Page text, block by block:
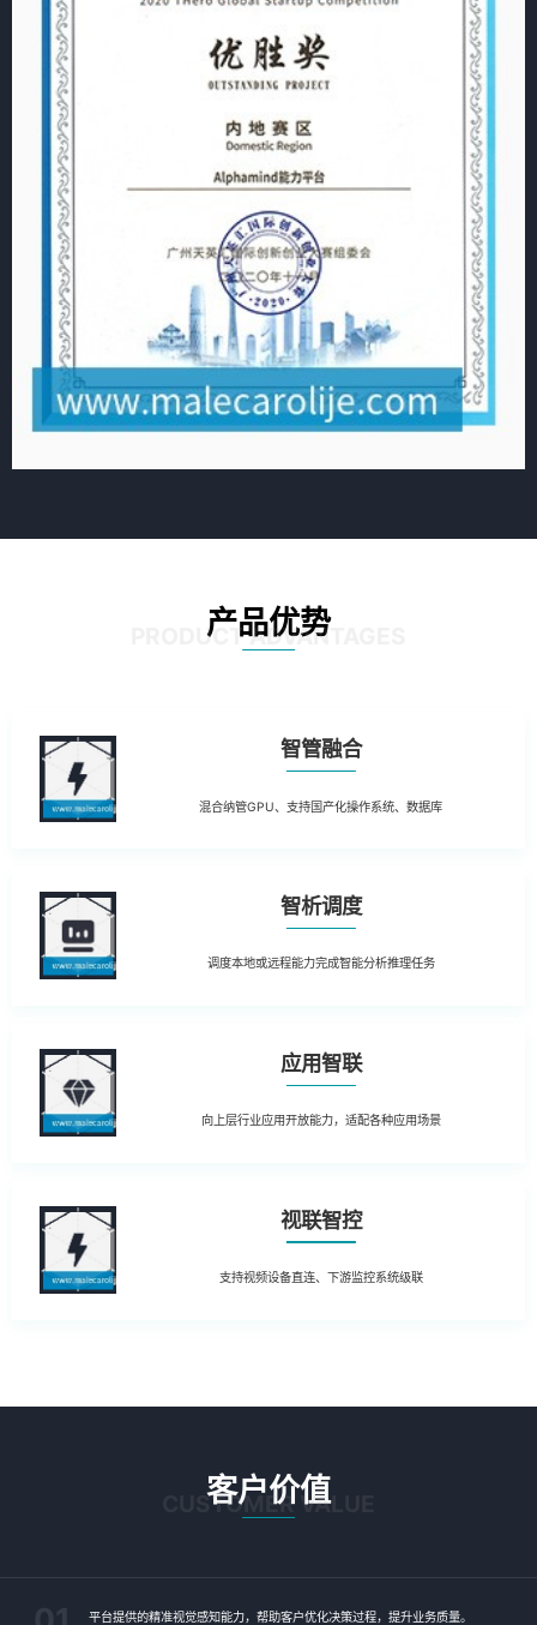
产品优势
PRODUCT ADVANTAGES
智管融合
混合纳管GPU、支持国产化操作系统、数据库
智析调度
调度本地或远程能力完成智能分析推理任务
应用智联
向上层行业应用开放能力，适配各种应用场景
视联智控
支持视频设备直连、下游监控系统级联
客户价值
CUSTOMER VALUE
平台提供的精准视觉感知能力，帮助客户优化决策过程，提升业务质量。